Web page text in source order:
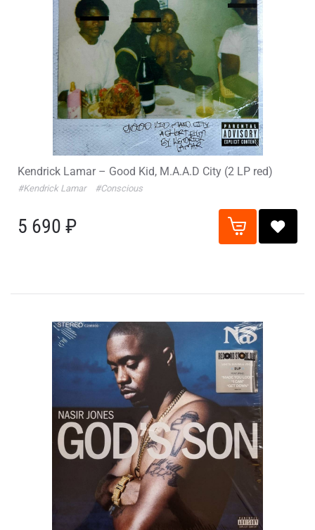
Kendrick Lamar – Good Kid, M.A.A.D City (2 LP red)
#Kendrick Lamar #Conscious
5 690 ₽